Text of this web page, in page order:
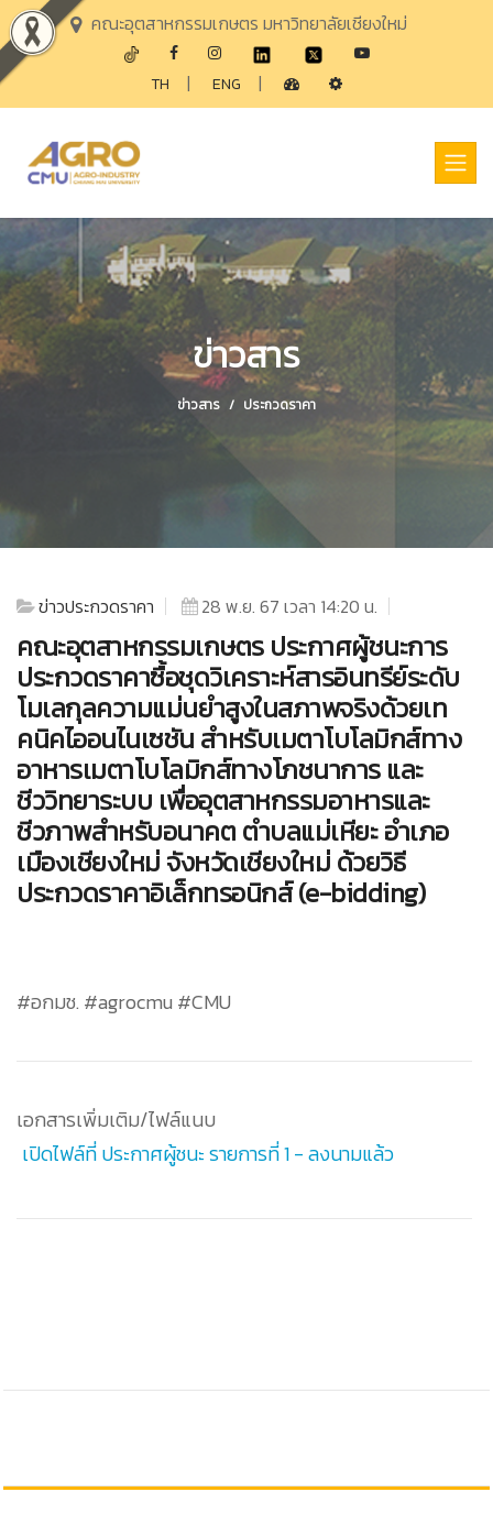
คณะอุตสาหกรรมเกษตร มหาวิทยาลัยเชียงใหม่
TH | ENG |
ข่าวสาร
ข่าวสาร ประกวดราคา
ข่าวประกวดราคา 28 พ.ย. 67 เวลา 14:20 น.
คณะอุตสาหกรรมเกษตร ประกาศผู้ชนะการ
ประกวดราคาซื้อชุดวิเคราะห์สารอินทรีย์ระดับ
โมเลกุลความแม่นยำสูงในสภาพจริงด้วยเท
คนิคไออนไนเซชัน สำหรับเมตาโบโลมิกส์ทาง
อาหารเมตาโบโลมิกส์ทางโภชนาการ และ
ชีววิทยาระบบ เพื่ออุตสาหกรรมอาหารและ
ชีวภาพสำหรับอนาคต ตำบลแม่เหียะ อำเภอ
เมืองเชียงใหม่ จังหวัดเชียงใหม่ ด้วยวิธี
ประกวดราคาอิเล็กทรอนิกส์ (e-bidding)
#อกมช. #agrocmu #CMU
เอกสารเพิ่มเติม/ไฟล์แนบ
เปิดไฟล์ที่ ประกาศผู้ชนะ รายการที่ 1 - ลงนามแล้ว